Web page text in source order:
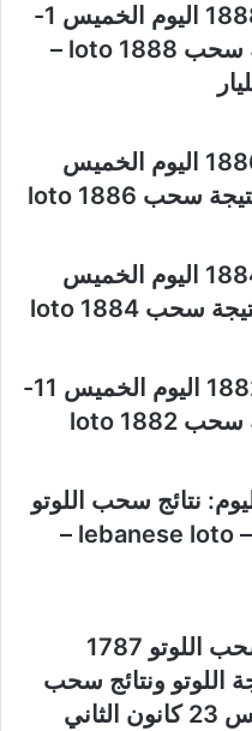
نتائج سحب اللوتو اللبناني 1888 اليوم الخميس 1-
4-2021 سحب zeed نتيجة سحب loto 1888 –
نتائج سحب اللوتو اللبناني 1886 اليوم الخميس
نتائج سحب اللوتو اللبناني 1884 اليوم الخميس
نتائج سحب اللوتو اللبناني 1882 اليوم الخميس 11-
نتائج سحب اللوتو
1791 الخميس 6-2-2020 – lebanese loto –
اللوتو اللبناني اليوم: نتائج سحب اللوتو 1787
1-2020 – نتيجة اللوتو ونتائج سحب
لعبة زيد 1787 | نتائج الخميس 23 كانون الثاني